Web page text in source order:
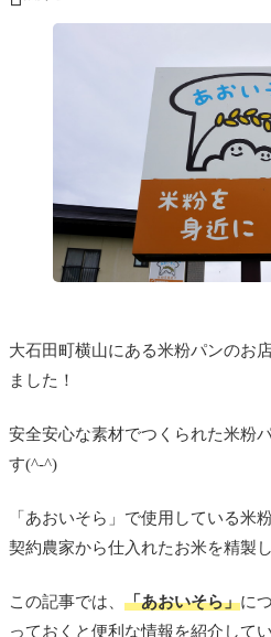
大石田町横山にある米粉パンのお
ました！
安全安心な素材でつくられた米粉
す(^-^)
「あおいそら」で使用している米
契約農家から仕入れたお米を精製
この記事では、 「あおいそら」に
っておくと便利な情報を紹介してい